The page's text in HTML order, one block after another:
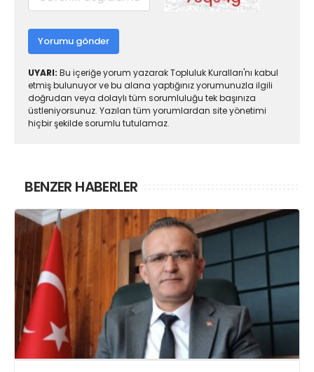
Yorumu gönder
UYARI: Bu içeriğe yorum yazarak Topluluk Kuralları'nı kabul
etmiş bulunuyor ve bu alana yaptığınız yorumunuzla ilgili
doğrudan veya dolaylı tüm sorumluluğu tek başınıza
üstleniyorsunuz. Yazılan tüm yorumlardan site yönetimi
hiçbir şekilde sorumlu tutulamaz.
BENZER HABERLER